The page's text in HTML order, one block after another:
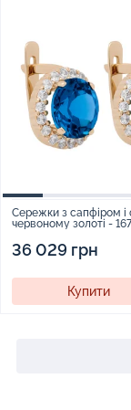
Сережки з сапфіром і
червоному золоті -
36 029 грн
Купити